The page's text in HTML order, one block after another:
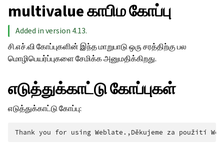
multivalue காபிம கோப்பு
Added in version 4.13.
சி.எச்.வி கோப்புகளின் இந்த மாறுபாடு ஒரு சரத்திற்கு பல
மொழிபெயர்ப்புகளை சேமிக்க அனுமதிக்கிறது.
எடுத்துக்காட்டு கோப்புகள்
எடுத்துக்காட்டு கோப்பு: